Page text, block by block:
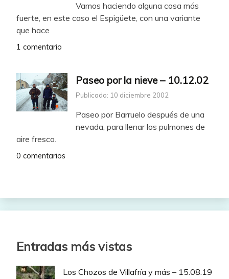
Vamos haciendo alguna cosa más
fuerte, en este caso el Espigüete, con una variante
que hace
1 comentario
Paseo por la nieve – 10.12.02
Publicado: 10 diciembre 2002
Paseo por Barruelo después de una
nevada, para llenar los pulmones de
aire fresco.
0 comentarios
Entradas más vistas
Los Chozos de Villafría y más – 15.08.19